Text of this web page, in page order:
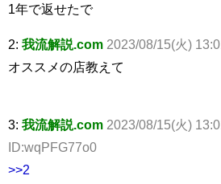
1年で返せたで
2: 我流解説.com 2023/08/15(火)
オススメの店教えて
3: 我流解説.com 2023/08/15(火)
ID:wqPFG77o0
>>2